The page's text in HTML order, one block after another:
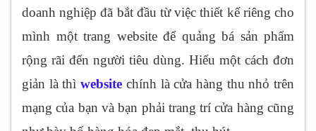
doanh nghiệp đã bắt đầu từ việc thiết kế riêng cho
mình một trang website để quảng bá sản phẩm
rộng rãi đến người tiêu dùng. Hiểu một cách đơn
giản là thìwebsite chính là cửa hàng thu nhỏ trên
mạng của bạn và bạn phải trang trí cửa hàng cũng